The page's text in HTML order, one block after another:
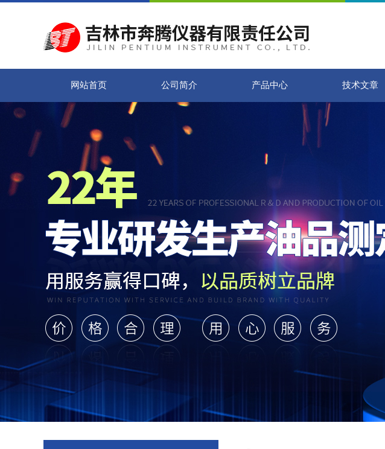
网站首页 公司简介 产品中心 技术文章